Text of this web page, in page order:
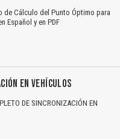
de Cálculo del Punto Óptimo para
Español y en PDF
EN VEHÍCULOS
DE SINCRONIZACIÓN EN